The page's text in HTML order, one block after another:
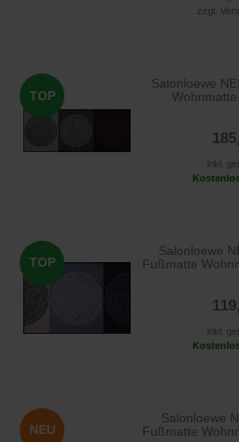
zzgl.
TOP
Salonloewe
inkl.
TOP
Salonloewe
Fußmatte
inkl.
NEU
Salonloewe
Fußmatte